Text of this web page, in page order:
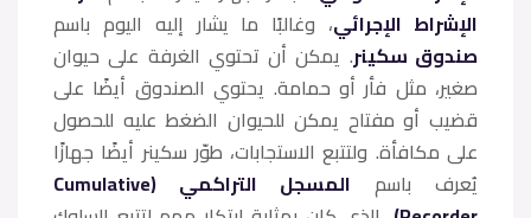
الإشراط الإجرائي، وغالبًا ما يشار إليه اليوم باسم
صندوق سكينر. يمكن أن تحتوي الغرفة على حيوان
صغير، مثل فأر أو حمامة. يحتوي الصندوق أيضًا على
قضيب أو مفتاح يمكن للحيوان الضغط عليه للحصول
على مكافأة. ولتتبع الاستجابات، طوّر سكينر أيضًا جهازًا
يُعرف باسم
المسجل التراكمي (Cumulative